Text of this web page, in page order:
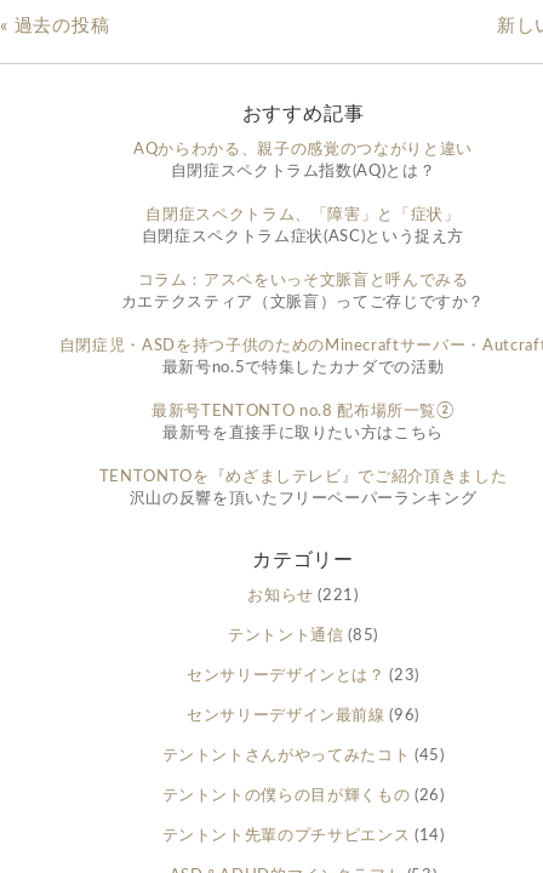
« 過去の投稿 新し
おすすめ記事
AQからわかる、親子の感覚のつながりと違い
自閉症スペクトラム指数(AQ)とは？
自閉症スペクトラム、「障害」と「症状」
自閉症スペクトラム症状(ASC)という捉え方
コラム：アスペをいっそ文脈盲と呼んでみる
カエテクスティア（文脈盲）ってご存じですか？
自閉症児・ASDを持つ子供のためのMinecraftサーバー・
最新号no.5で特集したカナダでの活動
最新号TENTONTO no.8 配布場所一覧②
最新号を直接手に取りたい方はこちら
TENTONTOを『めざましテレビ』でご紹介頂きました
沢山の反響を頂いたフリーペーパーランキング
カテゴリー
お知らせ (221)
テントント通信 (85)
センサリーデザインとは？ (23)
センサリーデザイン最前線 (96)
テントントさんがやってみたコト (45)
テントントの僕らの目が輝くもの (26)
テントント先輩のプチサピエンス (14)